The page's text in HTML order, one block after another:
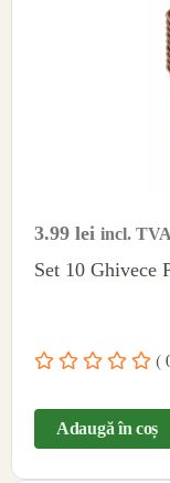
3.99 lei incl. TVA
Set 10 Ghivece
(
Adaugă în coș